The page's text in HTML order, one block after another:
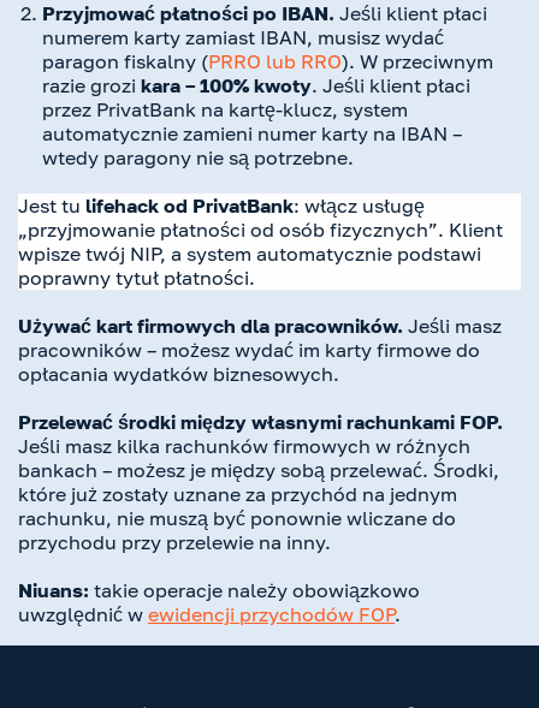
Przyjmować płatności po IBAN. Jeśli klient płaci
numerem karty zamiast IBAN, musisz wydać
paragon fiskalny (PRRO lub RRO). W przeciwnym
razie grozi kara – 100% kwoty. Jeśli klient płaci
przez PrivatBank na kartę-klucz, system
automatycznie zamieni numer karty na IBAN –
wtedy paragony nie są potrzebne.
Jest tu lifehack od PrivatBank: włącz usługę
„przyjmowanie płatności od osób fizycznych”. Klient
wpisze twój NIP, a system automatycznie podstawi
poprawny tytuł płatności.
Używać kart firmowych dla pracowników. Jeśli masz
pracowników – możesz wydać im karty firmowe do
opłacania wydatków biznesowych.
Przelewać środki między własnymi rachunkami FOP.
Jeśli masz kilka rachunków firmowych w różnych
bankach – możesz je między sobą przelewać. Środki,
które już zostały uznane za przychód na jednym
rachunku, nie muszą być ponownie wliczane do
przychodu przy przelewie na inny.
Niuans: takie operacje należy obowiązkowo
uwzględnić w ewidencji przychodów FOP.